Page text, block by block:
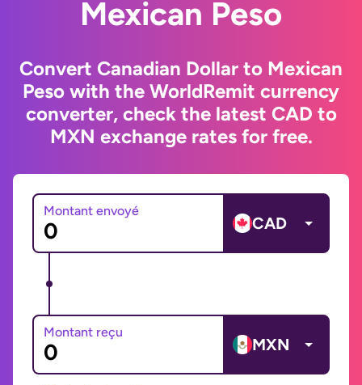
Mexican Peso
Convert Canadian Dollar to Mexican
Peso with the WorldRemit currency
converter, check the latest CAD to
MXN exchange rates for free.
Montant envoyé
CAD
Montant reçu
MXN